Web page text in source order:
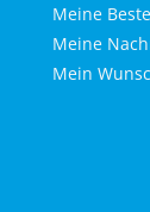
Meine
Meine
Mein